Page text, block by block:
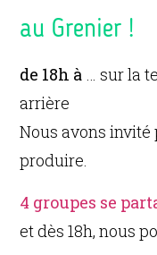
au Grenier !
de 18h à … sur la
arrière
Nous avons
produire.
4 groupes se
et dès 18h, nous